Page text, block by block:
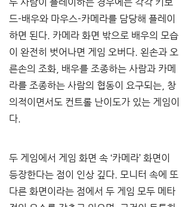
드-배우와 마우스-카메라를 담당해 플레이
하면 된다. 카메라 화면 밖으로 배우의 모습
이 완전히 벗어나면 게임 오버다. 왼손과 오
른손의 조화, 배우를 조종하는 사람과 카메
라를 조종하는 사람의 협동이 요구되는, 창
의적이면서도 컨트롤 난이도가 있는 게임이
다.
두 게임에서 게임 화면 속 ‘카메라’ 화면이
등장한다는 점이 인상 깊다. 모니터 속에 또
다른 화면이라는 점에서 두 게임 모두 메타